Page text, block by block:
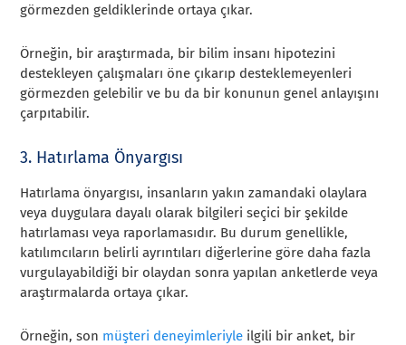
görmezden geldiklerinde ortaya çıkar.
Örneğin, bir araştırmada, bir bilim insanı hipotezini
destekleyen çalışmaları öne çıkarıp desteklemeyenleri
görmezden gelebilir ve bu da bir konunun genel anlayışını
çarpıtabilir.
3. Hatırlama Önyargısı
Hatırlama önyargısı, insanların yakın zamandaki olaylara
veya duygulara dayalı olarak bilgileri seçici bir şekilde
hatırlaması veya raporlamasıdır. Bu durum genellikle,
katılımcıların belirli ayrıntıları diğerlerine göre daha fazla
vurgulayabildiği bir olaydan sonra yapılan anketlerde veya
araştırmalarda ortaya çıkar.
Örneğin, son müşteri deneyimleriyle ilgili bir anket, bir